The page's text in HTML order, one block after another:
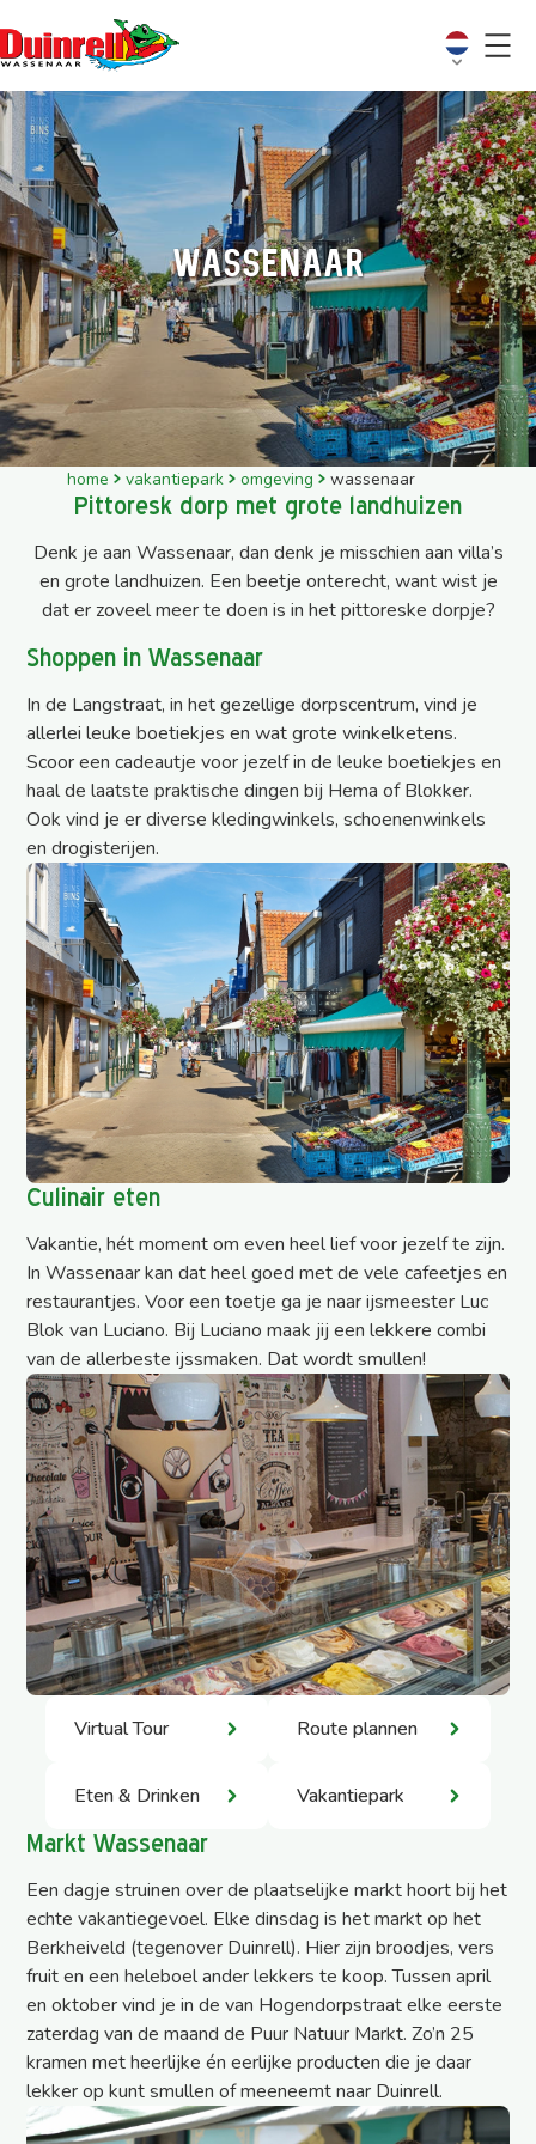
Wassenaar
home vakantiepark omgeving wassenaar
Pittoresk dorp met grote landhuizen
Denk je aan Wassenaar, dan denk je misschien aan villa’s
en grote landhuizen. Een beetje onterecht, want wist je
dat er zoveel meer te doen is in het pittoreske dorpje?
Shoppen in Wassenaar
In de Langstraat, in het gezellige dorpscentrum, vind je
allerlei leuke boetiekjes en wat grote winkelketens.
Scoor een cadeautje voor jezelf in de leuke boetiekjes en
haal de laatste praktische dingen bij Hema of Blokker.
Ook vind je er diverse kledingwinkels, schoenenwinkels
en drogisterijen.
Culinair eten
Vakantie, hét moment om even heel lief voor jezelf te zijn.
In Wassenaar kan dat heel goed met de vele cafeetjes en
restaurantjes. Voor een toetje ga je naar ijsmeester Luc
Blok van Luciano. Bij Luciano maak jij een lekkere combi
van de allerbeste ijssmaken. Dat wordt smullen!
Virtual Tour Route plannen
Eten & Drinken Vakantiepark
Markt Wassenaar
Een dagje struinen over de plaatselijke markt hoort bij het
echte vakantiegevoel. Elke dinsdag is het markt op het
Berkheiveld (tegenover Duinrell). Hier zijn broodjes, vers
fruit en een heleboel ander lekkers te koop. Tussen april
en oktober vind je in de van Hogendorpstraat elke eerste
zaterdag van de maand de Puur Natuur Markt. Zo’n 25
kramen met heerlijke én eerlijke producten die je daar
lekker op kunt smullen of meeneemt naar Duinrell.